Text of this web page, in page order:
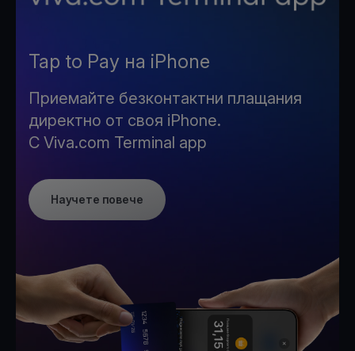
Tap to Pay на iPhone
Приемайте безконтактни плащания
директно от своя iPhone.
С Viva.com Terminal app
Научете повече